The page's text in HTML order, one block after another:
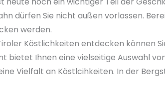
dürfen Sie nicht außen vorlassen.
werden.
Köstlichkeiten entdecken können
bietet Ihnen eine vielseitige Auswahl
Vielfalt an Köstlcihkeiten. In der